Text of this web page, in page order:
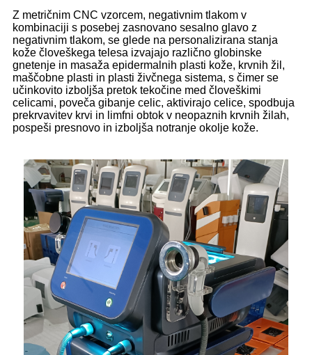
Z metričnim CNC vzorcem, negativnim tlakom v
kombinaciji s posebej zasnovano sesalno glavo z
negativnim tlakom, se glede na personalizirana stanja
kože človeškega telesa izvajajo različno globinske
gnetenje in masaža epidermalnih plasti kože, krvnih žil,
maščobne plasti in plasti živčnega sistema, s čimer se
učinkovito izboljša pretok tekočine med človeškimi
celicami, poveča gibanje celic, aktivirajo celice, spodbuja
prekrvavitev krvi in ​​limfni obtok v neopaznih krvnih žilah,
pospeši presnovo in izboljša notranje okolje kože.